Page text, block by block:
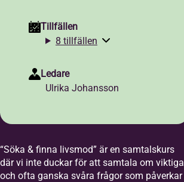
Tillfällen
8 tillfällen
Ledare
Ulrika Johansson
“Söka & finna livsmod” är en samtalskurs
där vi inte duckar för att samtala om viktiga
och ofta ganska svåra frågor som påverkar